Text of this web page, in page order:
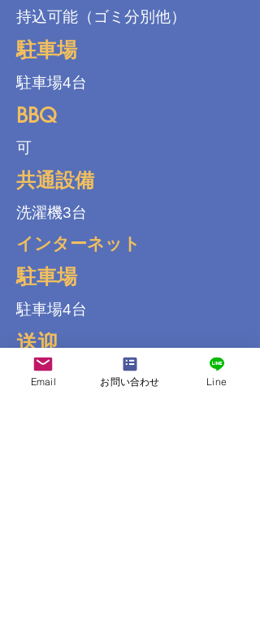
持込可能（ゴミ分別他）
駐車場
駐車場4台
BBQ
可
共通設備
洗濯機3台
インターネット
駐車場
駐車場4台
送迎
Email お問い合わせ Line